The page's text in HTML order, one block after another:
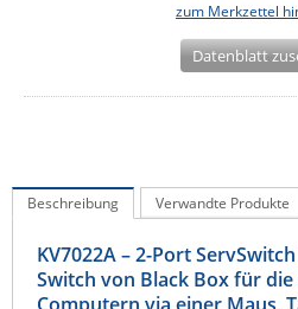
LigoWave
Netio
Panorama Antennas
PatchSee
zum Merkzettel
Datenblatt
Beschreibung Verwandte Produkte
KV7022A – 2-Port
Switch von Black Box für